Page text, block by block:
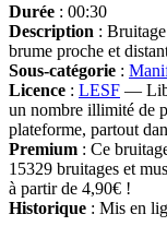
Durée : 00:30
Description :
brume proche et
Sous-catégorie :
Licence : LESF —
un nombre illimité de
plateforme, partout
Premium : Ce
15329 bruitages et
à partir de 4,90€ !
Historique : Mis en